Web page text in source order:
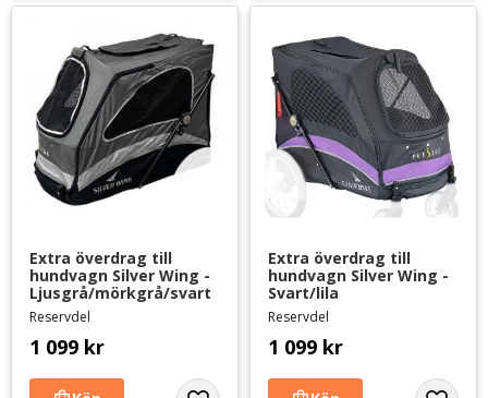
Extra överdrag till
hundvagn Silver Wing -
Ljusgrå/mörkgrå/svart
Reservdel
1 099 kr
Extra överdrag till
hundvagn Silver Wing -
Svart/lila
Reservdel
1 099 kr